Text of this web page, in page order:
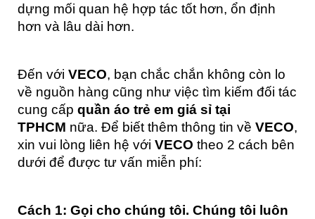
dựng mối quan hệ hợp tác tốt hơn, ổn định
hơn và lâu dài hơn.
Đến với VECO, bạn chắc chắn không còn lo
về nguồn hàng cũng như việc tìm kiếm đối tác
cung cấp quần áo trẻ em giá sỉ tại
TPHCM nữa. Để biết thêm thông tin về VECO,
xin vui lòng liên hệ với VECO theo 2 cách bên
dưới để được tư vấn miễn phí:
Cách 1: Gọi cho chúng tôi. Chúng tôi luôn